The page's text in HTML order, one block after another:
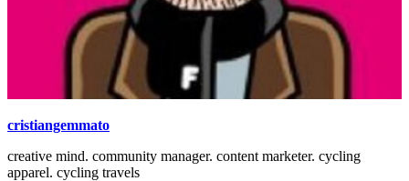
cristiangemmato
creative mind. community manager. content marketer. cycling
apparel. cycling travels